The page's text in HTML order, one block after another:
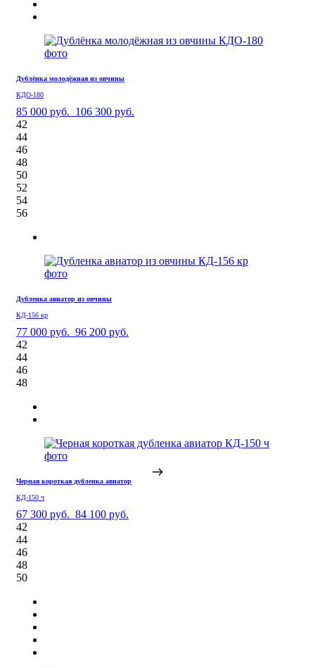
Дублёнка молодёжная из овчины
КДО-180
85 000 руб. 106 300 руб.
42
44
46
48
50
52
54
56
Дубленка авиатор из овчины
КД-156 кр
77 000 руб. 96 200 руб.
42
44
46
48
Черная короткая дубленка авиатор
КД-150 ч
67 300 руб. 84 100 руб.
42
44
46
48
50